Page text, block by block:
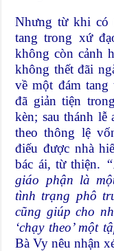
Nhưng từ khi có
tang trong xứ
không còn cảnh
không thết đãi
về một đám
đã giản tiện
kèn; sau thánh lễ
theo thông lệ
điếu được nhà
bác ái, từ thiện.
giáo phận là
tình trạng phô
cũng giúp cho
‘chạy theo’ một
Bà Vy nêu nhận